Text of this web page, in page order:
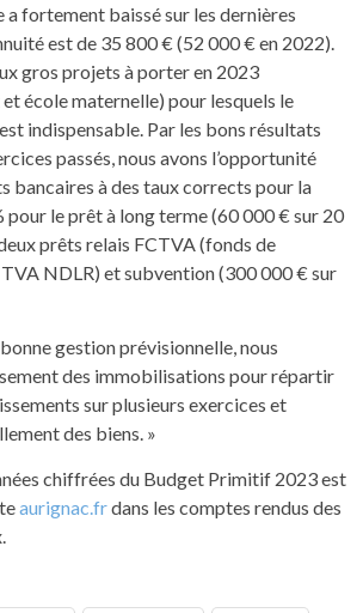
a fortement baissé sur les dernières
est de 35 800 € (52 000 € en 2022).
gros projets à porter en 2023
école maternelle) pour lesquels le
indispensable. Par les bons résultats
passés, nous avons l’opportunité
bancaires à des taux corrects pour la
pour le prêt à long terme (60 000 € sur 20
prêts relais FCTVA (fonds de
NDLR) et subvention (300 000 € sur
gestion prévisionnelle, nous
des immobilisations pour répartir
sur plusieurs exercices et
des biens. »
chiffrées du Budget Primitif 2023 est
aurignac.frdans les comptes rendus des